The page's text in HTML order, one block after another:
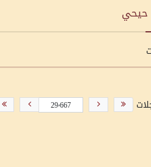
حيحي